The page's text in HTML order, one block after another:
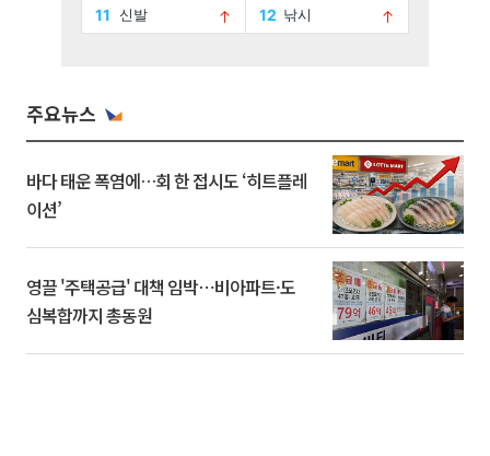
주요뉴스
바다 태운 폭염에…회 한 접시도 ‘히트플레
이션’
영끌 '주택공급' 대책 임박⋯비아파트·도
심복합까지 총동원